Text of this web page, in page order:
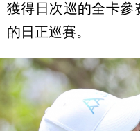
獲得日次巡的全卡參
的日正巡賽。